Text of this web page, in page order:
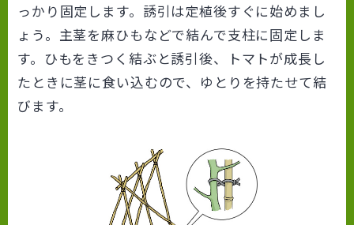
っかり固定します。誘引は定植後すぐに始めまし
ょう。主茎を麻ひもなどで結んで支柱に固定しま
す。ひもをきつく結ぶと誘引後、トマトが成長し
たときに茎に食い込むので、ゆとりを持たせて結
びます。